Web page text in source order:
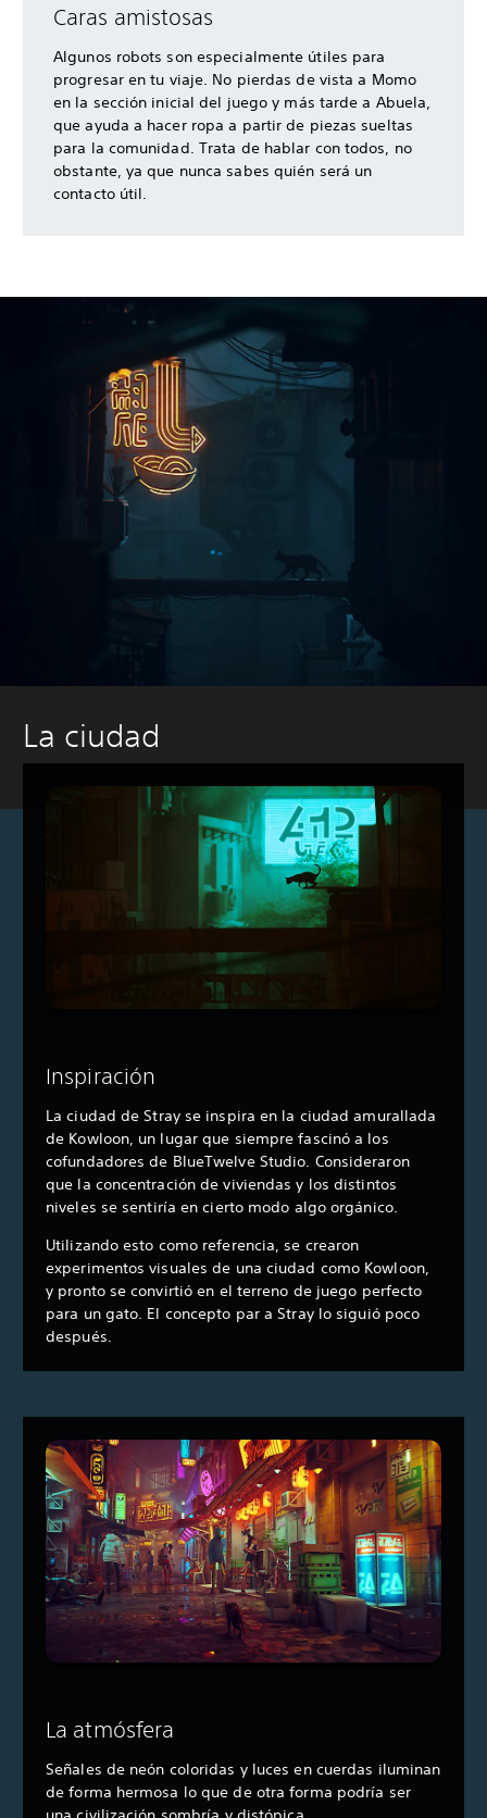
Caras amistosas
Algunos robots son especialmente útiles para
progresar en tu viaje. No pierdas de vista a Momo
en la sección inicial del juego y más tarde a Abuela,
que ayuda a hacer ropa a partir de piezas sueltas
para la comunidad. Trata de hablar con todos, no
obstante, ya que nunca sabes quién será un
contacto útil.
La ciudad
Inspiración
La ciudad de Stray se inspira en la ciudad amurallada
de Kowloon, un lugar que siempre fascinó a los
cofundadores de BlueTwelve Studio. Consideraron
que la concentración de viviendas y los distintos
niveles se sentiría en cierto modo algo orgánico.
Utilizando esto como referencia, se crearon
experimentos visuales de una ciudad como Kowloon,
y pronto se convirtió en el terreno de juego perfecto
para un gato. El concepto par a Stray lo siguió poco
después.
La atmósfera
Señales de neón coloridas y luces en cuerdas iluminan
de forma hermosa lo que de otra forma podría ser